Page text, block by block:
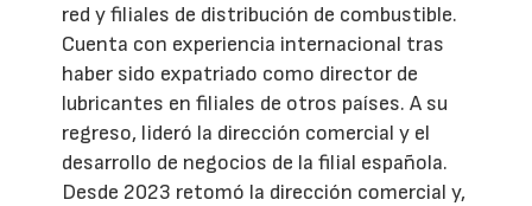
red y filiales de distribución de combustible.
Cuenta con experiencia internacional tras
haber sido expatriado como director de
lubricantes en filiales de otros países. A su
regreso, lideró la dirección comercial y el
desarrollo de negocios de la filial española.
Desde 2023 retomó la dirección comercial y,